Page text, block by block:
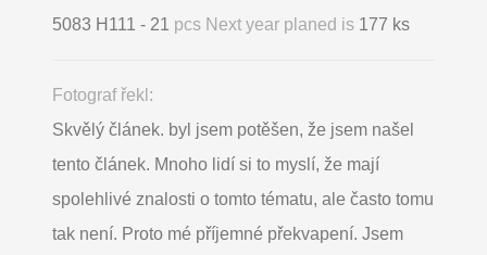
5083 H111 - 21 pcs Next year planed is 177 ks
Fotograf řekl:
Skvělý článek. byl jsem potěšen, že jsem našel
tento článek. Mnoho lidí si to myslí, že mají
spolehlivé znalosti o tomto tématu, ale často tomu
tak není. Proto mé příjemné překvapení. Jsem